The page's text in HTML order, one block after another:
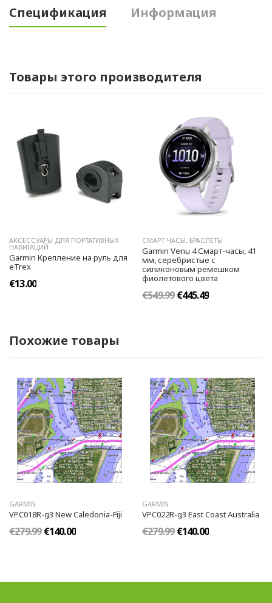
Спецификация Информация
Товары этого производителя
АКСЕССУАРЫ ДЛЯ ПОРТАТИВНЫХ
НАВИГАЦИЙ
Garmin Крепление на руль для
eTrex
€13.00
СМАРТ ЧАСЫ, БРАСЛЕТЫ
Garmin Venu 4 Смарт-часы, 41
мм, серебристые с
силиконовым ремешком
фиолетового цвета
€549.99€445.49
Похожие товары
GARMIN
VPC018R-g3 New Caledonia-Fiji
€279.99€140.00
GARMIN
VPC022R-g3 East Coast Australia
€279.99€140.00